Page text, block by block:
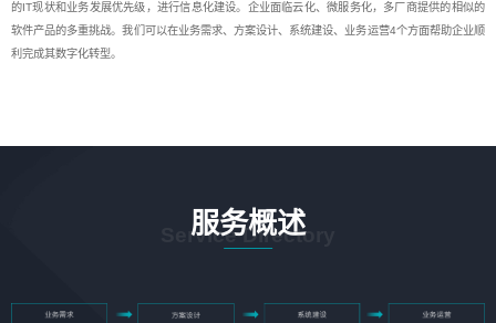
的IT现状和业务发展优先级，进行信息化建设。企业面临云化、微服务化，多厂商提供的相似的
软件产品的多重挑战。我们可以在业务需求、方案设计、系统建设、业务运营4个方面帮助企业顺
利完成其数字化转型。
服务概述
Service Directory